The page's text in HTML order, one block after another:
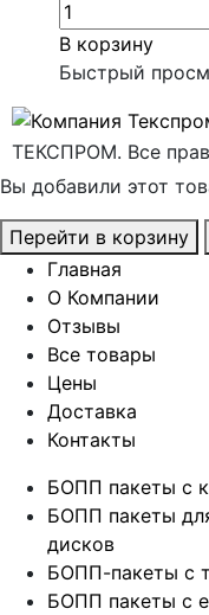
В корзину
Быстрый
ТЕКСПРОМ. Все
Вы добавили этот
Перейти в корзину
Главная
О Компании
Отзывы
Все товары
Цены
Доставка
Контакты
БОПП пакеты с
БОПП пакеты
дисков
БОПП-пакеты с
БОПП пакеты с